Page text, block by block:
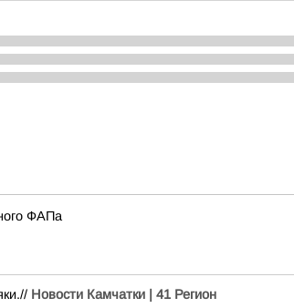
ФАПа
Новости Камчатки | 41 Регион